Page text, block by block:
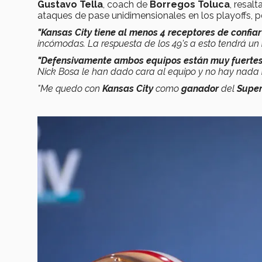
Gustavo Tella, coach de Borregos Toluca,
ataques de pase unidimensionales en los playoffs,
"Kansas City tiene al menos 4 receptores de confiar
incómodas. La respuesta de los 49's a esto tendrá
"Defensivamente ambos equipos están muy
Nick Bosa le han dado cara al equipo y no hay
"Me quedo con Kansas Citycomo ganadordel